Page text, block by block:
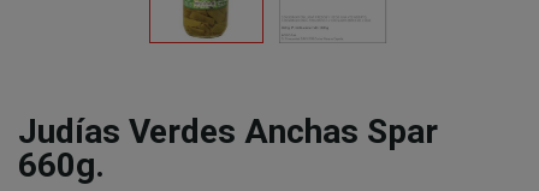
Judías Verdes Anchas Spar
660g.